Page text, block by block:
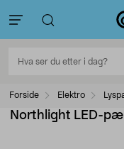
Forside Elektro
Northlight LED-